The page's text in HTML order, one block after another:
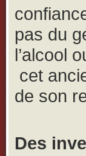
pas du
l’alcool
cet
de son
Des